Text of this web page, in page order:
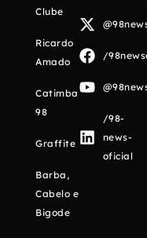
Clube
Ricardo
Amado
Catimba
98
Graffite
Barba,
Cabelo e
Bigode
/
/98-
news-
oficial